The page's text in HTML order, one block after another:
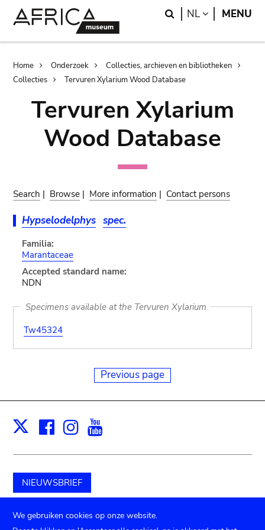
Search
NL LANGUAGE
MENU
Breadcrumb
Home Onderzoek
Collecties, archieven en bibliotheken
Collecties
Tervuren Xylarium Wood Database
Tervuren Xylarium
Wood Database
Search | Browse | More information | Contact persons
Hypselodelphys spec.
Familia:
Marantaceae
Accepted standard name:
NDN
Specimens available at the Tervuren Xylarium
Tw45324
Previous page
X Facebook
Instagram
NIEUWSBRIEF
Schenk aan het museum
We gebruiken cookies op onze website.